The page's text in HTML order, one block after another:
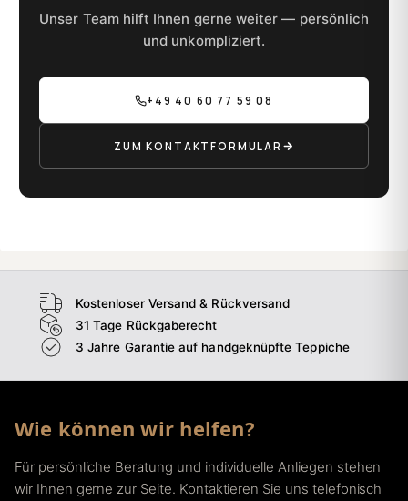
Unser Team hilft Ihnen gerne weiter — persönlich
und unkompliziert.
+49 40 60 77 59 08
ZUM KONTAKTFORMULAR
Kostenloser Versand & Rückversand
31 Tage Rückgaberecht
3 Jahre Garantie auf handgeknüpfte Teppiche
Wie können wir helfen?
Für persönliche Beratung und individuelle Anliegen stehen
wir Ihnen gerne zur Seite. Kontaktieren Sie uns telefonisch